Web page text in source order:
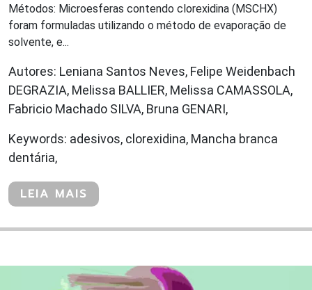
Métodos: Microesferas contendo clorexidina (MSCHX)
foram formuladas utilizando o método de evaporação de
solvente, e...
Autores: Leniana Santos Neves, Felipe Weidenbach
DEGRAZIA, Melissa BALLIER, Melissa CAMASSOLA,
Fabricio Machado SILVA, Bruna GENARI,
Keywords: adesivos, clorexidina, Mancha branca
dentária,
LEIA MAIS